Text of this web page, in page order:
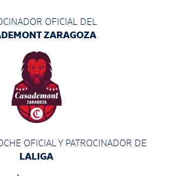
OFICIAL DEL
ZARAGOZA
OFICIAL Y PATROCINADOR DE
LALIGA